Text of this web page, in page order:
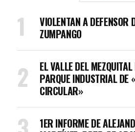
VIOLENTAN A DEFENSOR
ZUMPANGO
EL VALLE DEL
PARQUE INDUSTRIAL DE
CIRCULAR»
1ER INFORME DE